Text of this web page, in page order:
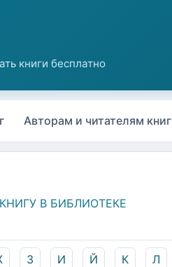
Авторам и читателям книг
В БИБЛИОТЕКЕ
З И Й К
Л